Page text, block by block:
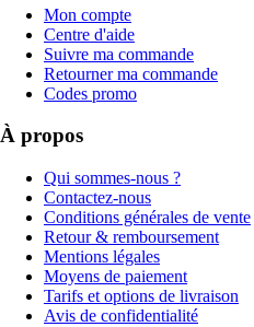
Mon compte
Centre d'aide
Suivre ma commande
Retourner ma commande
Codes promo
À propos
Qui sommes-nous ?
Contactez-nous
Conditions générales de vente
Retour & remboursement
Mentions légales
Moyens de paiement
Tarifs et options de livraison
Avis de confidentialité